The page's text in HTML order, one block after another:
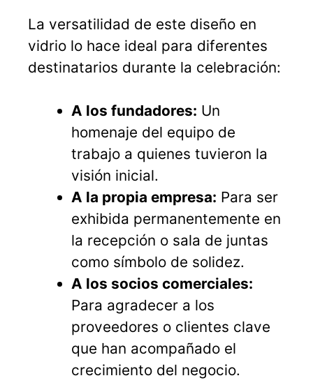
La versatilidad de este diseño en
vidrio lo hace ideal para diferentes
destinatarios durante la celebración:
A los fundadores: Un
homenaje del equipo de
trabajo a quienes tuvieron la
visión inicial.
A la propia empresa: Para ser
exhibida permanentemente en
la recepción o sala de juntas
como símbolo de solidez.
A los socios comerciales:
Para agradecer a los
proveedores o clientes clave
que han acompañado el
crecimiento del negocio.